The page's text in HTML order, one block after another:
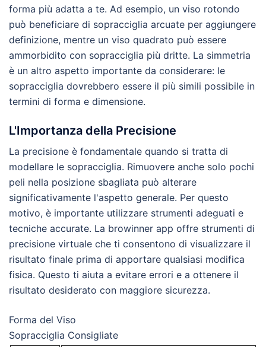
forma più adatta a te. Ad esempio, un viso rotondo
può beneficiare di sopracciglia arcuate per aggiungere
definizione, mentre un viso quadrato può essere
ammorbidito con sopracciglia più dritte. La simmetria
è un altro aspetto importante da considerare: le
sopracciglia dovrebbero essere il più simili possibile in
termini di forma e dimensione.
L'Importanza della Precisione
La precisione è fondamentale quando si tratta di
modellare le sopracciglia. Rimuovere anche solo pochi
peli nella posizione sbagliata può alterare
significativamente l'aspetto generale. Per questo
motivo, è importante utilizzare strumenti adeguati e
tecniche accurate. La browinner app offre strumenti di
precisione virtuale che ti consentono di visualizzare il
risultato finale prima di apportare qualsiasi modifica
fisica. Questo ti aiuta a evitare errori e a ottenere il
risultato desiderato con maggiore sicurezza.
Forma del Viso
Sopracciglia Consigliate